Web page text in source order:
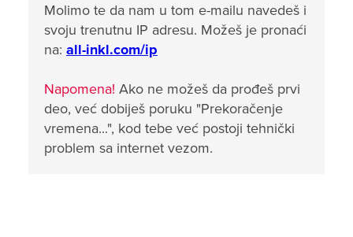
Molimo te da nam u tom e-mailu navedeš i
svoju trenutnu IP adresu. Možeš je pronaći
na: all-inkl.com/ip
Napomena! Ako ne možeš da prođeš prvi
deo, već dobiješ poruku "Prekoračenje
vremena...", kod tebe već postoji tehnički
problem sa internet vezom.